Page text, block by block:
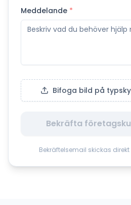
Meddelande *
Bifoga bild på
Bekräfta
Bekräftelsemail skickas